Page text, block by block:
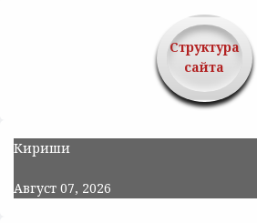
Структура
сайта
Кириши
Август 07, 2026